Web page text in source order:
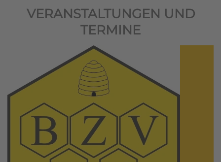
VERANSTALTUNGEN UND
TERMINE